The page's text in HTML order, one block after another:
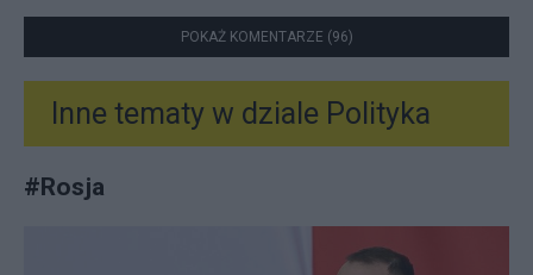
POKAŻ KOMENTARZE (96)
Inne tematy w dziale Polityka
#Rosja